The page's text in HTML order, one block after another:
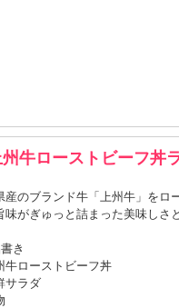
牛ローストビーフ丼
産のブランド牛「上州牛」をロ
味がぎゅっと詰まった美味しさ
き
牛ローストビーフ丼
サラダ